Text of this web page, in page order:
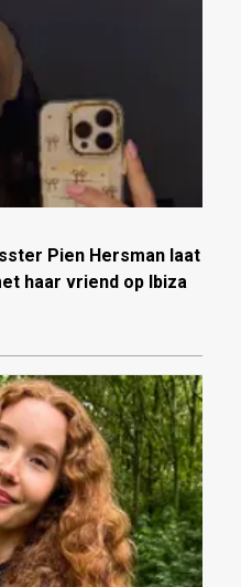
Pien Hersman laat
haar vriend op Ibiza